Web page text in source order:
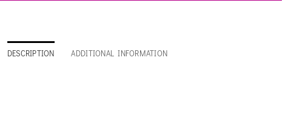
DESCRIPTION ADDITIONAL INFORMATION